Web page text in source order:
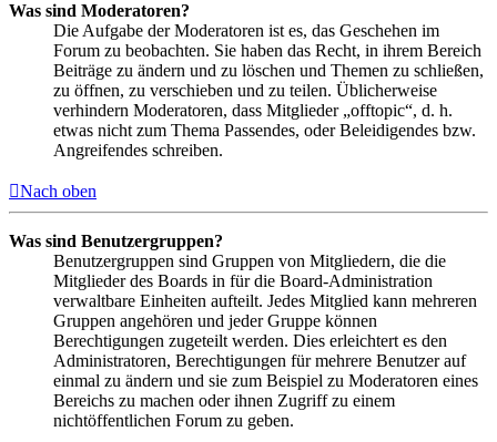
Was sind Moderatoren?
Die Aufgabe der Moderatoren ist es, das Geschehen im
Forum zu beobachten. Sie haben das Recht, in ihrem Bereich
Beiträge zu ändern und zu löschen und Themen zu schließen,
zu öffnen, zu verschieben und zu teilen. Üblicherweise
verhindern Moderatoren, dass Mitglieder „offtopic“, d. h.
etwas nicht zum Thema Passendes, oder Beleidigendes bzw.
Angreifendes schreiben.
Nach oben
Was sind Benutzergruppen?
Benutzergruppen sind Gruppen von Mitgliedern, die die
Mitglieder des Boards in für die Board-Administration
verwaltbare Einheiten aufteilt. Jedes Mitglied kann mehreren
Gruppen angehören und jeder Gruppe können
Berechtigungen zugeteilt werden. Dies erleichtert es den
Administratoren, Berechtigungen für mehrere Benutzer auf
einmal zu ändern und sie zum Beispiel zu Moderatoren eines
Bereichs zu machen oder ihnen Zugriff zu einem
nichtöffentlichen Forum zu geben.